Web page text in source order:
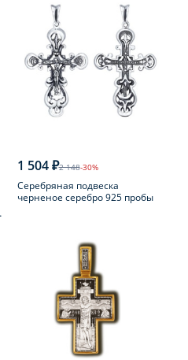
1 504 ₽2 148-30%
Серебряная подвеска
черненое серебро 925 пробы